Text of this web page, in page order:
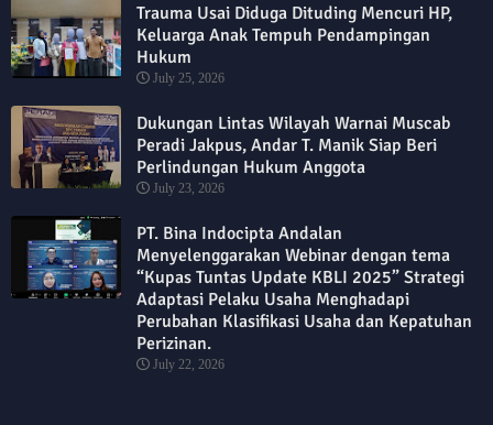
Trauma Usai Diduga Dituding Mencuri HP,
Keluarga Anak Tempuh Pendampingan
Hukum
July 25, 2026
Dukungan Lintas Wilayah Warnai Muscab
Peradi Jakpus, Andar T. Manik Siap Beri
Perlindungan Hukum Anggota
July 23, 2026
PT. Bina Indocipta Andalan
Menyelenggarakan Webinar dengan tema
“Kupas Tuntas Update KBLI 2025” Strategi
Adaptasi Pelaku Usaha Menghadapi
Perubahan Klasifikasi Usaha dan Kepatuhan
Perizinan.
July 22, 2026